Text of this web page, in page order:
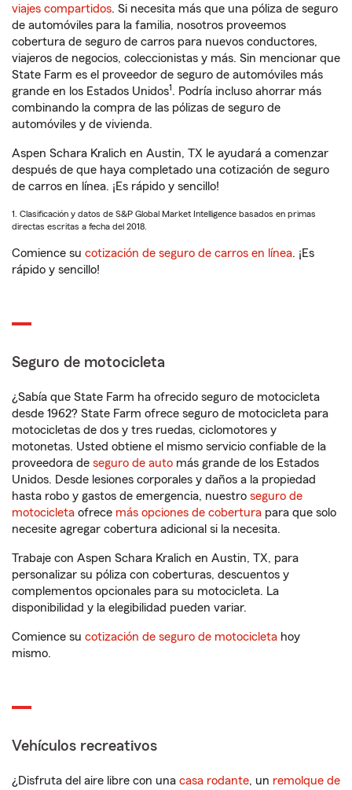
viajes compartidos. Si necesita más que una póliza de seguro
de automóviles para la familia, nosotros proveemos
cobertura de seguro de carros para nuevos conductores,
viajeros de negocios, coleccionistas y más. Sin mencionar que
State Farm es el proveedor de seguro de automóviles más
grande en los Estados Unidos1 . Podría incluso ahorrar más
combinando la compra de las pólizas de seguro de
automóviles y de vivienda.
Aspen Schara Kralich en Austin, TX le ayudará a comenzar
después de que haya completado una cotización de seguro
de carros en línea. ¡Es rápido y sencillo!
1. Clasificación y datos de S&P Global Market Intelligence basados en primas
directas escritas a fecha del 2018.
Comience su cotización de seguro de carros en línea. ¡Es
rápido y sencillo!
Seguro de motocicleta
¿Sabía que State Farm ha ofrecido seguro de motocicleta
desde 1962? State Farm ofrece seguro de motocicleta para
motocicletas de dos y tres ruedas, ciclomotores y
motonetas. Usted obtiene el mismo servicio confiable de la
proveedora de seguro de auto más grande de los Estados
Unidos. Desde lesiones corporales y daños a la propiedad
hasta robo y gastos de emergencia, nuestro seguro de
motocicleta ofrece más opciones de cobertura para que solo
necesite agregar cobertura adicional si la necesita.
Trabaje con Aspen Schara Kralich en Austin, TX, para
personalizar su póliza con coberturas, descuentos y
complementos opcionales para su motocicleta. La
disponibilidad y la elegibilidad pueden variar.
Comience su cotización de seguro de motocicleta hoy
mismo.
Vehículos recreativos
¿Disfruta del aire libre con una casa rodante, un remolque de